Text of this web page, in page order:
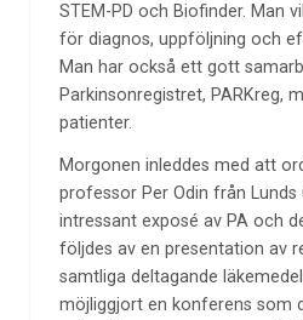
STEM-PD och Biofinder. Man
för diagnos, uppföljning och
Man har också ett gott
Parkinsonregistret, PARKreg,
patienter.
Morgonen inleddes med att
professor Per Odin från Lunds
intressant exposé av PA och
följdes av en presentation av
samtliga deltagande
möjliggjort en konferens som